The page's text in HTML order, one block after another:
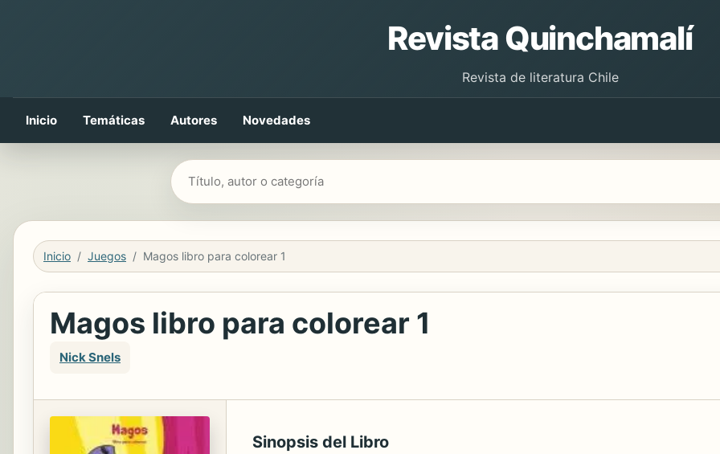
Revista Quinchamalí
Revista de literatura Chile
Inicio Temáticas Autores Novedades
Buscar libros
Inicio Juegos Magos libro para colorear 1
Magos libro para colorear 1
Nick Snels
Sinopsis del Libro